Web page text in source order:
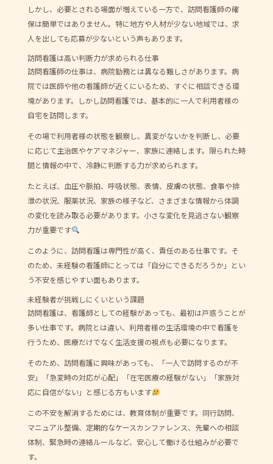
しかし、必要とされる場面が増えている一方で、訪問看護師の確
保は簡単ではありません。特に地方や人材が少ない地域では、求
人を出しても応募が少ないという声もあります。
訪問看護は高い判断力が求められる仕事
訪問看護師の仕事は、病院勤務とは異なる難しさがあります。病
院では医師や他の看護師が近くにいるため、すぐに相談できる環
境があります。しかし訪問看護では、基本的に一人で利用者様の
自宅を訪問します。
その場で利用者様の状態を観察し、異変がないかを判断し、必要
に応じて主治医やケアマネジャー、家族に連絡します。限られた時
間と情報の中で、冷静に判断する力が求められます。
たとえば、血圧や脈拍、呼吸状態、表情、皮膚の状態、食事や排
泄の状況、服薬状況、家族の様子など、さまざまな情報から体調
の変化を読み取る必要があります。小さな変化を見逃さない観察
力が重要です
このように、訪問看護は専門性が高く、責任のある仕事です。そ
のため、未経験の看護師にとっては「自分にできるだろうか」とい
う不安を感じやすい面もあります。
未経験者が挑戦しにくいという課題
訪問看護は、看護師としての経験があっても、最初は戸惑うことが
多い仕事です。病院とは違い、利用者様の生活環境の中で看護を
行うため、医療だけでなく生活支援の視点も必要になります。
そのため、訪問看護に興味があっても、「一人で訪問するのが不
安」「急変時の対応が心配」「在宅医療の経験がない」「家族対
応に自信がない」と感じる方もいます
この不安を解消するためには、教育体制が重要です。同行訪問、
マニュアル整備、定期的なケースカンファレンス、先輩への相談
体制、緊急時の連絡ルールなど、安心して働ける仕組みが必要で
す。